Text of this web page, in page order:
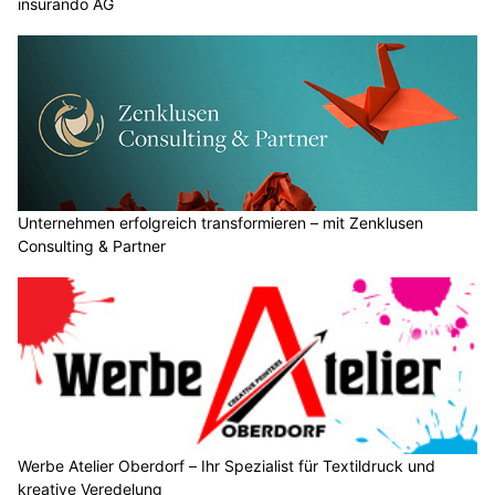
Unternehmen erfolgreich transformieren – mit Zenklusen
Consulting & Partner
Werbe Atelier Oberdorf – Ihr Spezialist für Textildruck und
kreative Veredelung